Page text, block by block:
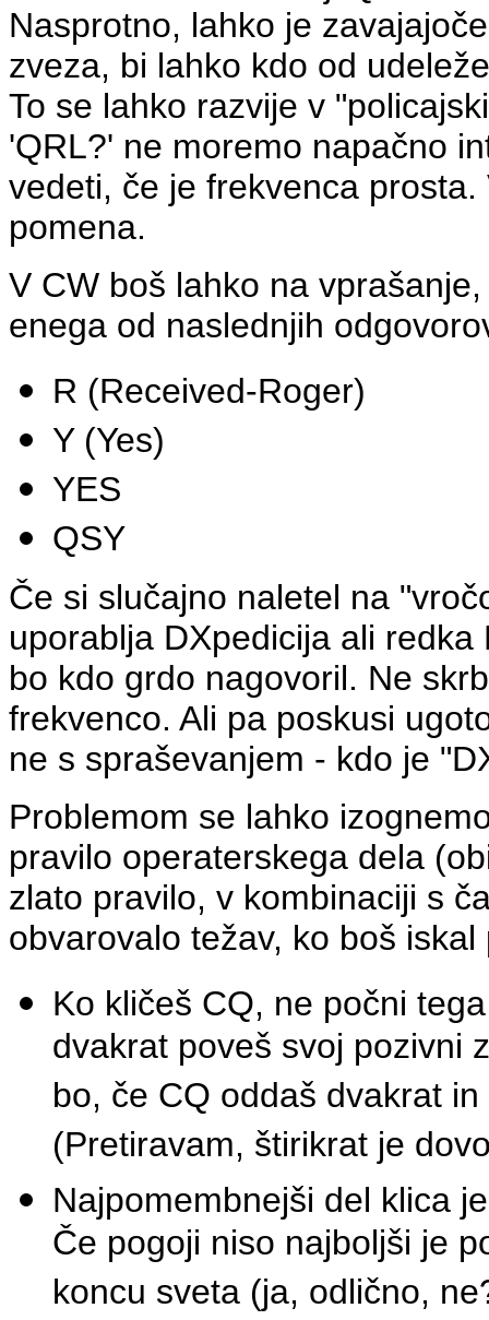
Nasprotno, lahko je
zveza, bi lahko kdo od
To se lahko razvije v
'QRL?' ne moremo napačno
vedeti, če je frekvenca
pomena.
V CW boš lahko na
enega od naslednjih
R (Received-Roger)
Y (Yes)
YES
QSY
Če si slučajno naletel na
uporablja DXpedicija ali
bo kdo grdo nagovoril. Ne
frekvenco. Ali pa poskusi
ne s spraševanjem - kdo je
Problemom se lahko
pravilo operaterskega dela
zlato pravilo, v kombinaciji s
obvarovalo težav, ko boš
Ko kličeš CQ, ne počni
dvakrat poveš svoj pozivni
bo, če CQ oddaš dvakrat
(Pretiravam, štirikrat je
Najpomembnejši del klica
Če pogoji niso najboljši je
koncu sveta (ja, odlično,